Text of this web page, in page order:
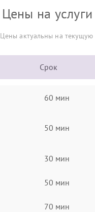
Цены на
Цены актуальны на текущую
Срок
60 мин
50 мин
30 мин
50 мин
70 мин